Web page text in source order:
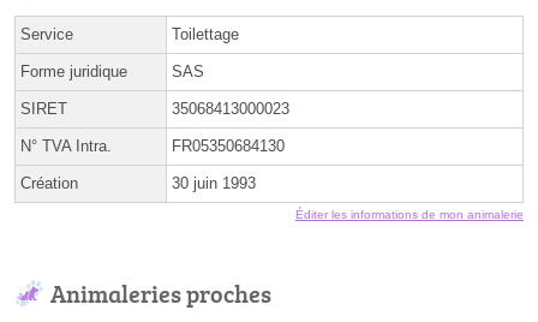
Service Toilettage
Forme juridique SAS
SIRET 35068413000023
N° TVA Intra. FR05350684130
Création 30 juin 1993
Éditer les informations de mon animalerie
Animaleries proches